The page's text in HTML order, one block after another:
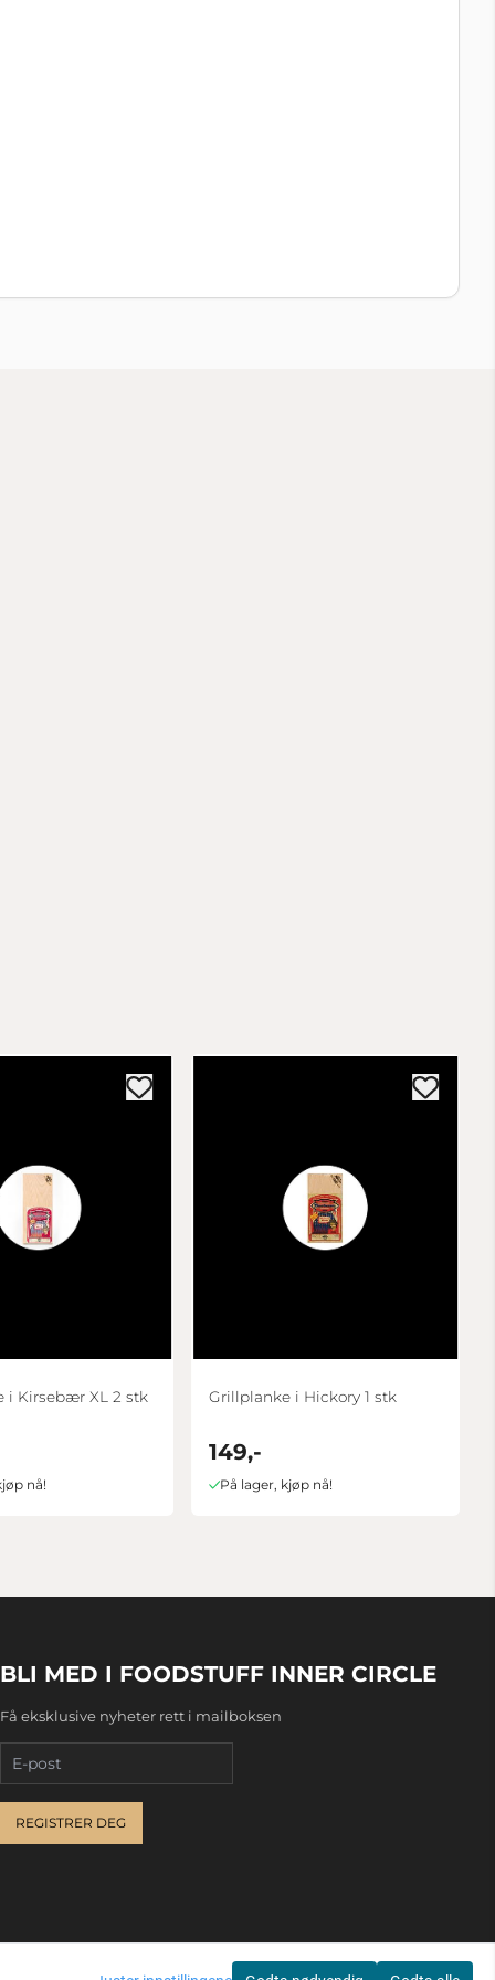
i Kirsebær XL 2 stk
nå!
Grillplanke i Hickory 1 stk
149,-
På lager, kjøp nå!
BLI MED I FOODSTUFF INNER CIRCLE
Få eksklusive nyheter rett i mailboksen
REGISTRER DEG